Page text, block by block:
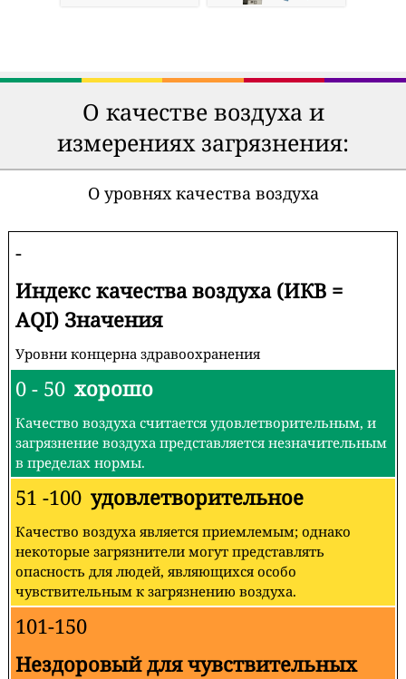
О качестве воздуха и
измерениях загрязнения:
О уровнях качества воздуха
-
Индекс качества воздуха (ИКВ =
AQI) Значения
Уровни концерна здравоохранения
0 - 50 хорошо
Качество воздуха считается удовлетворительным, и
загрязнение воздуха представляется незначительным
в пределах нормы.
51 -100 удовлетворительное
Качество воздуха является приемлемым; однако
некоторые загрязнители могут представлять
опасность для людей, являющихся особо
чувствительным к загрязнению воздуха.
101-150
Нездоровый для чувствительных